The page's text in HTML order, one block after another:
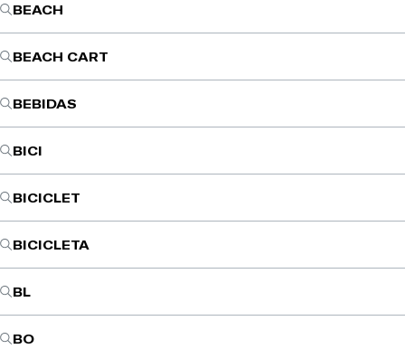
BEACH
BEACH CART
BEBIDAS
BICI
BICICLET
BICICLETA
BL
BO